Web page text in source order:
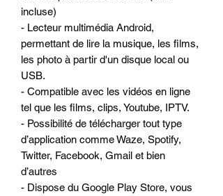
incluse)
- Lecteur multimédia Android,
permettant de lire la musique, les films,
les photo à partir d'un disque local ou
USB.
- Compatible avec les vidéos en ligne
tel que les films, clips, Youtube, IPTV.
- Possibilité de télécharger tout type
d’application comme Waze, Spotify,
Twitter, Facebook, Gmail et bien
d’autres
- Dispose du Google Play Store, vous